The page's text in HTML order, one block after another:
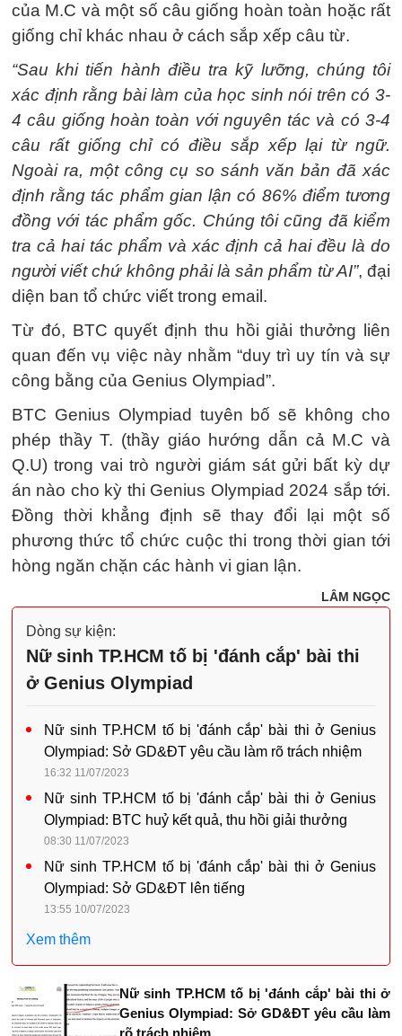
của M.C và một số câu giống hoàn toàn hoặc rất
giống chỉ khác nhau ở cách sắp xếp câu từ.
“Sau khi tiến hành điều tra kỹ lưỡng, chúng tôi
xác định rằng bài làm của học sinh nói trên có 3-
4 câu giống hoàn toàn với nguyên tác và có 3-4
câu rất giống chỉ có điều sắp xếp lại từ ngữ.
Ngoài ra, một công cụ so sánh văn bản đã xác
định rằng tác phẩm gian lận có 86% điểm tương
đồng với tác phẩm gốc. Chúng tôi cũng đã kiểm
tra cả hai tác phẩm và xác định cả hai đều là do
người viết chứ không phải là sản phẩm từ AI”, đại
diện ban tổ chức viết trong email.
Từ đó, BTC quyết định thu hồi giải thưởng liên
quan đến vụ việc này nhằm “duy trì uy tín và sự
công bằng của Genius Olympiad”.
BTC Genius Olympiad tuyên bố sẽ không cho
phép thầy T. (thầy giáo hướng dẫn cả M.C và
Q.U) trong vai trò người giám sát gửi bất kỳ dự
án nào cho kỳ thi Genius Olympiad 2024 sắp tới.
Đồng thời khẳng định sẽ thay đổi lại một số
phương thức tổ chức cuộc thi trong thời gian tới
hòng ngăn chặn các hành vi gian lận.
LÂM NGỌC
Dòng sự kiện:
Nữ sinh TP.HCM tố bị 'đánh cắp' bài thi
ở Genius Olympiad
Nữ sinh TP.HCM tố bị 'đánh cắp' bài thi ở Genius
Olympiad: Sở GD&ĐT yêu cầu làm rõ trách nhiệm
16:32 11/07/2023
Nữ sinh TP.HCM tố bị 'đánh cắp' bài thi ở Genius
Olympiad: BTC huỷ kết quả, thu hồi giải thưởng
08:30 11/07/2023
Nữ sinh TP.HCM tố bị 'đánh cắp' bài thi ở Genius
Olympiad: Sở GD&ĐT lên tiếng
13:55 10/07/2023
Xem thêm
Nữ sinh TP.HCM tố bị 'đánh cắp' bài thi ở
Genius Olympiad: Sở GD&ĐT yêu cầu làm